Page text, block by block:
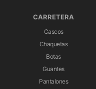
CARRETERA
Cascos
Chaquetas
Botas
Guantes
Pantalones